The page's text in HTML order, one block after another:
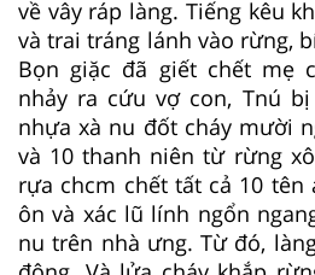
về vây ráp làng. Tiếng kêu
và trai tráng lánh vào rừng,
Bọn giặc đã giết chết mẹ
nhảy ra cứu vợ con, Tnú
nhựa xà nu đốt cháy mười
và 10 thanh niên từ rừng
rựa chcm chết tất cả 10 tên
ôn và xác lũ lính ngổn
nu trên nhà ưng. Từ đó,